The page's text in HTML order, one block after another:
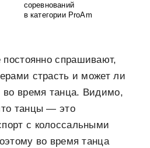
соревнований
в категории ProAm
спрашивают,
страсть и может ли
во время танца. Видимо,
танцы — это
с колоссальными
во время танца